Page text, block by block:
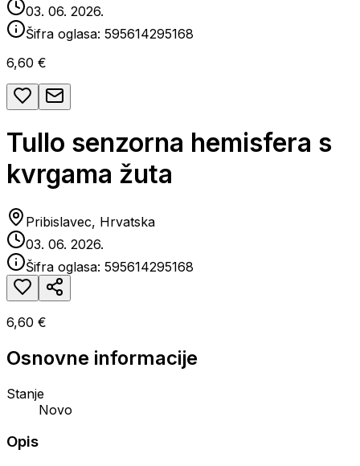
03. 06. 2026.
Šifra oglasa: 595614295168
6,60 €
Tullo senzorna hemisfera s
kvrgama žuta
Pribislavec, Hrvatska
03. 06. 2026.
Šifra oglasa: 595614295168
6,60 €
Osnovne informacije
Stanje
Novo
Opis